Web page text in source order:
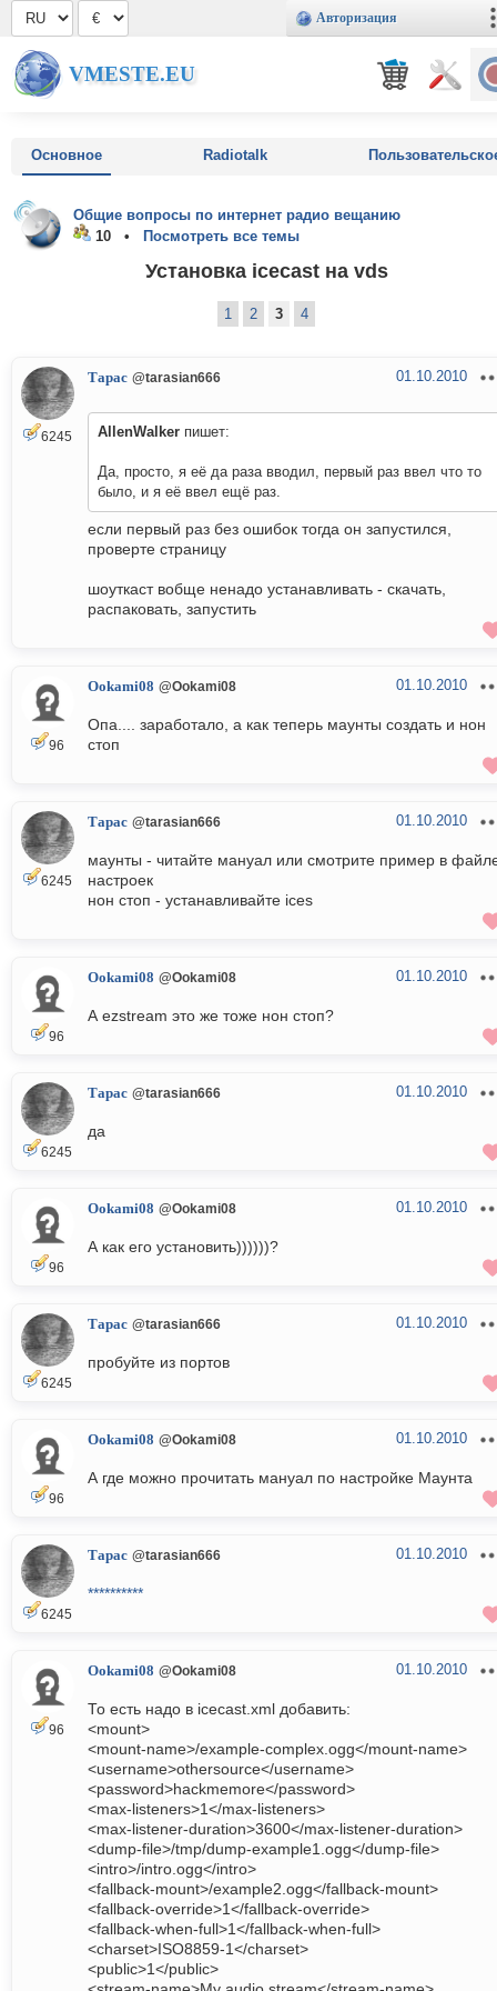
Авторизация
VMESTE.EU
Основное Radiotalk
Общие вопросы по интернет радио вещанию
10 •
Посмотреть все темы
Установка icecast на vds
1 2 3 4
6245
Тарас @tarasian666 01.10.2010
AllenWalker пишет:
Да, просто, я её да раза вводил, первый раз ввел что то
было, и я её ввел ещё раз.
если первый раз без ошибок тогда он запустился,
проверте страницу
шоуткаст вобще ненадо устанавливать - скачать,
распаковать, запустить
96
Ookami08 @Ookami08 01.10.2010
Опа.... заработало, а как теперь маунты создать и нон
стоп
6245
Тарас @tarasian666 01.10.2010
маунты - читайте мануал или смотрите пример в
настроек
нон стоп - устанавливайте ices
96
Ookami08 @Ookami08 01.10.2010
А ezstream это же тоже нон стоп?
6245
Тарас @tarasian666 01.10.2010
да
96
Ookami08 @Ookami08 01.10.2010
А как его установить))))))?
6245
Тарас @tarasian666 01.10.2010
пробуйте из портов
96
Ookami08 @Ookami08 01.10.2010
А где можно прочитать мануал по настройке Маунта
6245
Тарас @tarasian666 01.10.2010
**********
96
Ookami08 @Ookami08 01.10.2010
То есть надо в icecast.xml добавить:
<mount>
<mount-name>/example-complex.ogg</mount-name>
<username>othersource</username>
<password>hackmemore</password>
<max-listeners>1</max-listeners>
<max-listener-duration>3600</max-listener-duration>
<dump-file>/tmp/dump-example1.ogg</dump-file>
<intro>/intro.ogg</intro>
<fallback-mount>/example2.ogg</fallback-mount>
<fallback-override>1</fallback-override>
<fallback-when-full>1</fallback-when-full>
<charset>ISO8859-1</charset>
<public>1</public>